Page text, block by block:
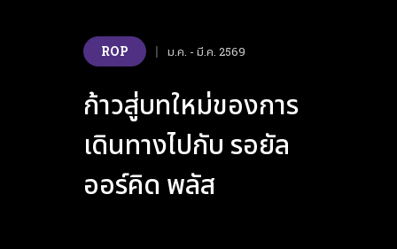
ROP | ม.ค. - มี.ค. 2569
ก้าวสู่บทใหม่ของการ
เดินทางไปกับ รอยัล
ออร์คิด พลัส